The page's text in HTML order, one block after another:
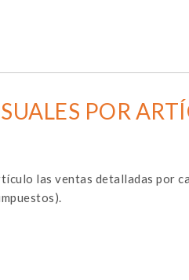
POR
las ventas detalladas por